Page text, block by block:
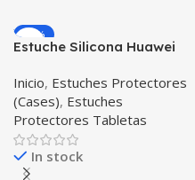
-12%
Estuche Silicona Huawei
Inicio, Estuches Protectores
(Cases), Estuches
Protectores Tabletas
In stock